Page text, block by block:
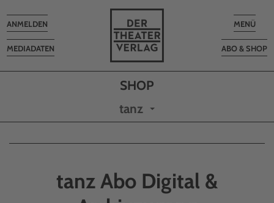
Toggle
MENÜ
ABO & SHOP
MEDIADATEN
Toggle
navigation
ANMELDEN
tanz
tanz Abo Digital &